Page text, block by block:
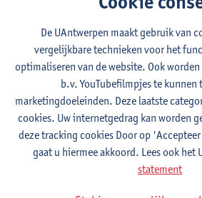
Raum
1E/2E SEM
6 studiepunten
Lesgever(s):
Carola Strobl Alex
Engels: verplichte
Advanced English Grammar for
Professionals
1E/2E SEM
Lesgever(s):
Jim Ureel
De UAntwerpen maakt gebruik van
vergelijkbare technieken voor het
optimaliseren van de website. Ook
b.v. YouTubefilmpjes te kunnen
marketingdoeleinden. Deze laatste
cookies. Uw internetgedrag kan worden
deze tracking cookies Door op
gaat u hiermee akkoord. Lees ook het
statement